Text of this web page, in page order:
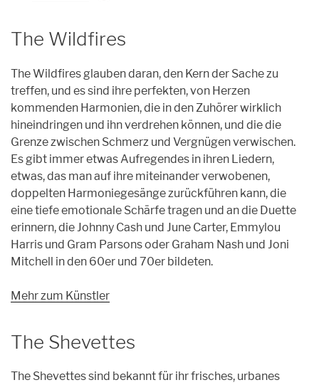
Künstler*innen
Anmeldungen
The Wildfires
The Wildfires glauben daran, den Kern der Sache zu
treffen, und es sind ihre perfekten, von Herzen
kommenden Harmonien, die in den Zuhörer wirklich
hineindringen und ihn verdrehen können, und die die
Grenze zwischen Schmerz und Vergnügen verwischen.
Es gibt immer etwas Aufregendes in ihren Liedern,
etwas, das man auf ihre miteinander verwobenen,
doppelten Harmoniegesänge zurückführen kann, die
eine tiefe emotionale Schärfe tragen und an die Duette
erinnern, die Johnny Cash und June Carter, Emmylou
Harris und Gram Parsons oder Graham Nash und Joni
Mitchell in den 60er und 70er bildeten.
Mehr zum Künstler
The Shevettes
The Shevettes sind bekannt für ihr frisches, urbanes